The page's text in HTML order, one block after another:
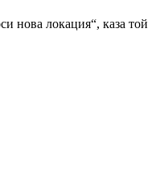
нова локация“, каза той